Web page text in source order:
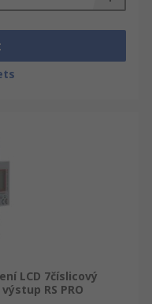
LCD 7číslicový
RS PRO